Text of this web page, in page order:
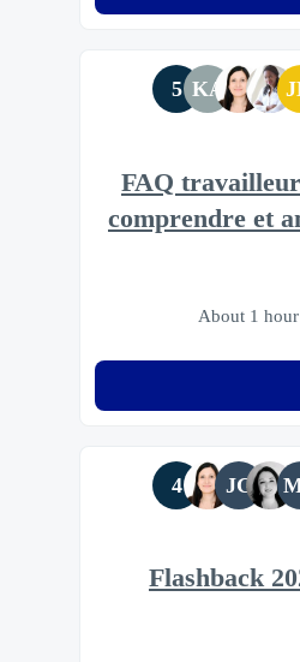
KA
5
FAQ
comprendre et
About 1 hour
JG
4
Flashback